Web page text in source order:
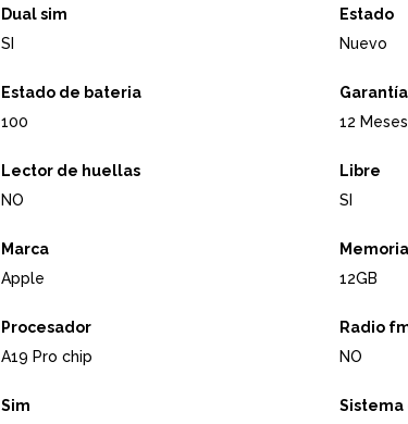
Dual sim
SI
Estado
Nuevo
Estado de bateria
100
Garantía
12 Meses
Lector de huellas
NO
Libre
SI
Marca
Apple
12GB
Procesador
A19 Pro chip
Radio
NO
Sim